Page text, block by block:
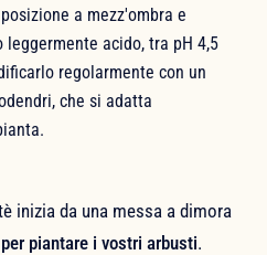
a mezz'ombra e
acido, tra pH 4,5
regolarmente con un
che si adatta
inizia da una messa a dimora
piantare i vostri arbusti.